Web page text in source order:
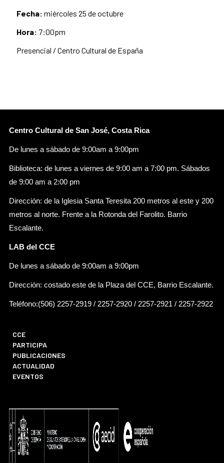
Fecha: miércoles 25 de octubre
Hora: 7:00pm
Presencial / Centro Cultural de España
Centro Cultural de San José, Costa Rica
De lunes a sábado de 9:00am a 9:00pm
Biblioteca: de lunes a viernes de 9:00 am a 7:00 pm. Sábados
de 9:00 am a 2:00 pm
Dirección: de la Iglesia Santa Teresita 200 metros al este y 200
metros al norte. Frente a la Rotonda del Farolito. Barrio
Escalante.
LAB del CCE
De lunes a sábado de 9:00am a 9:00pm
Dirección: costado este de la Plaza del CCE, Barrio Escalante.
Teléfono:(506) 2257-2919 / 2257-2920 / 2257-2921 / 2257-2922
CCE
PARTICIPA
PUBLICACIONES
ACTUALIDAD
EVENTOS